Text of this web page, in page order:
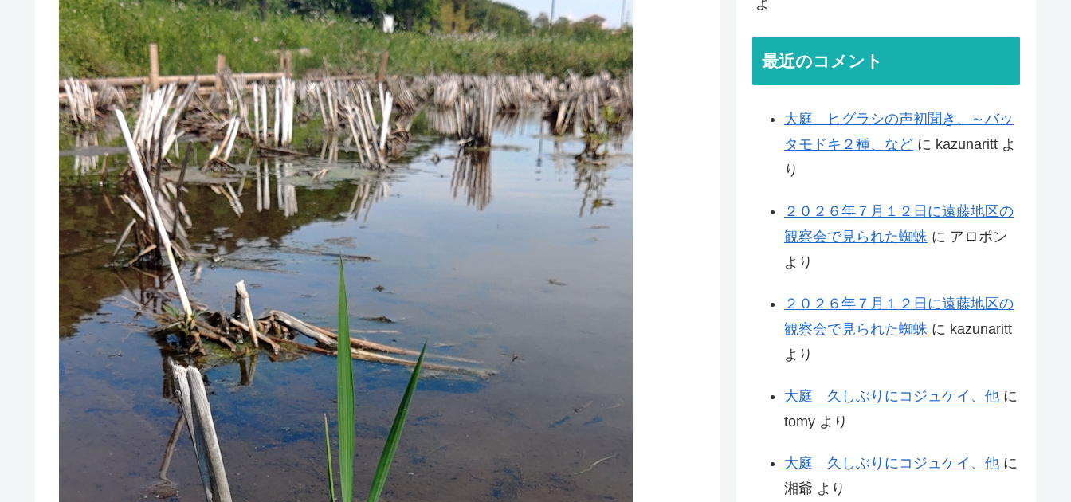
最近のコメント
大庭 ヒグラシの声初聞き、～バッ
タモドキ２種、など に kazunaritt よ
り
２０２６年７月１２日に遠藤地区の
観察会で見られた蜘蛛 に アロポン
より
２０２６年７月１２日に遠藤地区の
観察会で見られた蜘蛛 に kazunaritt
より
大庭 久しぶりにコジュケイ、他 に
tomy より
大庭 久しぶりにコジュケイ、他 に
湘爺 より